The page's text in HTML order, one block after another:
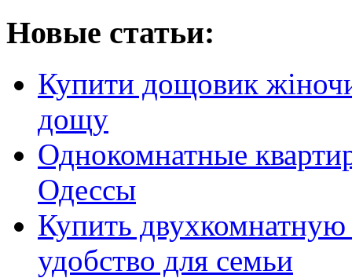
Новые статьи:
Купити дощовик
дощу
Однокомнатные
Одессы
Купить
удобство для семьи